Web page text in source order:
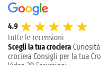
4.9
tutte le recensioni
Scegli la tua crociera
crociera Consigli per la tua